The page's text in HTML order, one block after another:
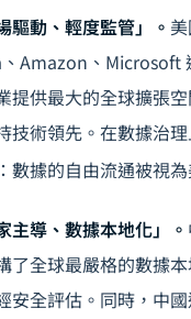
驅動、輕度監管」。
Amazon、Microsoft
提供最大的全球擴張
技術領先。在數據治
數據的自由流通被視
主導、數據本地化」。
了全球最嚴格的數據
安全評估。同時，中